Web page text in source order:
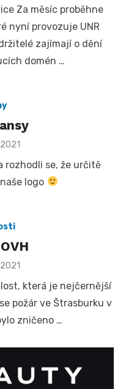
Za měsíc proběhne
nyní provozuje UNR
zajímají o dění
domén …
rozhodli se, že určitě
logo
která je nejčernější
požár ve Štrasburku v
zničeno …